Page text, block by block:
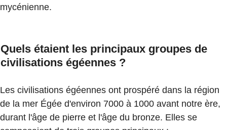
mycénienne.
Quels étaient les principaux groupes de
civilisations égéennes ?
Les civilisations égéennes ont prospéré dans la région
de la mer Égée d'environ 7000 à 1000 avant notre ère,
durant l'âge de pierre et l'âge du bronze. Elles se